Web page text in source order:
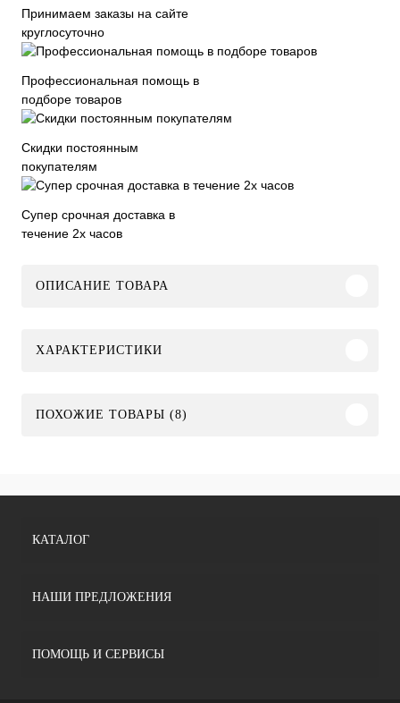
Принимаем заказы на сайте
круглосуточно
Профессиональная помощь в
подборе товаров
Скидки постоянным
покупателям
Супер срочная доставка в
течение 2х часов
ОПИСАНИЕ ТОВАРА
ХАРАКТЕРИСТИКИ
ПОХОЖИЕ ТОВАРЫ (8)
КАТАЛОГ
НАШИ ПРЕДЛОЖЕНИЯ
ПОМОЩЬ И СЕРВИСЫ